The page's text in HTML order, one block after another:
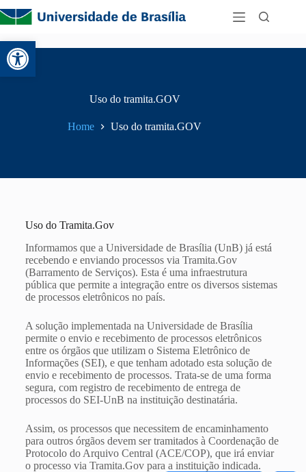
Abrir a barra de ferramentas
Uso do tramita.GOV
Home Uso do tramita.GOV
Uso do Tramita.Gov
Informamos que a Universidade de Brasília (UnB) já está
recebendo e enviando processos via Tramita.Gov
(Barramento de Serviços). Esta é uma infraestrutura
pública que permite a integração entre os diversos sistemas
de processos eletrônicos no país.
A solução implementada na Universidade de Brasília
permite o envio e recebimento de processos eletrônicos
entre os órgãos que utilizam o Sistema Eletrônico de
Informações (SEI), e que tenham adotado esta solução de
envio e recebimento de processos. Trata-se de uma forma
segura, com registro de recebimento de entrega de
processos do SEI-UnB na instituição destinatária.
Assim, os processos que necessitem de encaminhamento
para outros órgãos devem ser tramitados à Coordenação de
Protocolo do Arquivo Central (ACE/COP), que irá enviar
o processo via Tramita.Gov para a instituição indicada.